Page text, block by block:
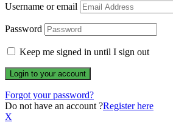
Username or email
Password
Keep me signed in until I sign out
Forgot your password?
Do not have an account ?Register here
X